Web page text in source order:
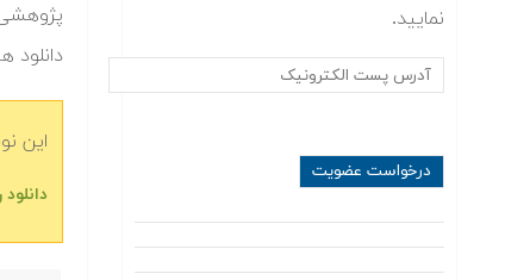
نمایید.
دانلود
این